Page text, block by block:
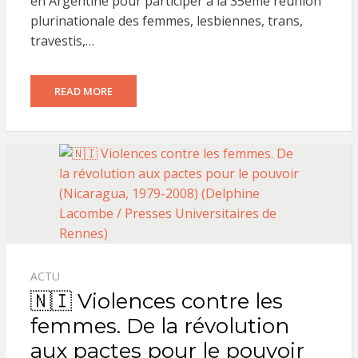
plurinationale des femmes, lesbiennes, trans,
travestis,…
READ MORE
ACTU
🇳🇮 Violences contre les
femmes. De la révolution
aux pactes pour le pouvoir